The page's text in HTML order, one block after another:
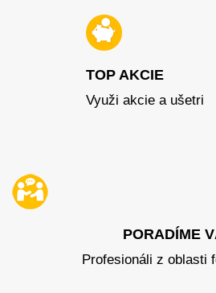
TOP AKCIE
Využi akcie a ušetri
PORADÍME
Profesionáli z oblasti